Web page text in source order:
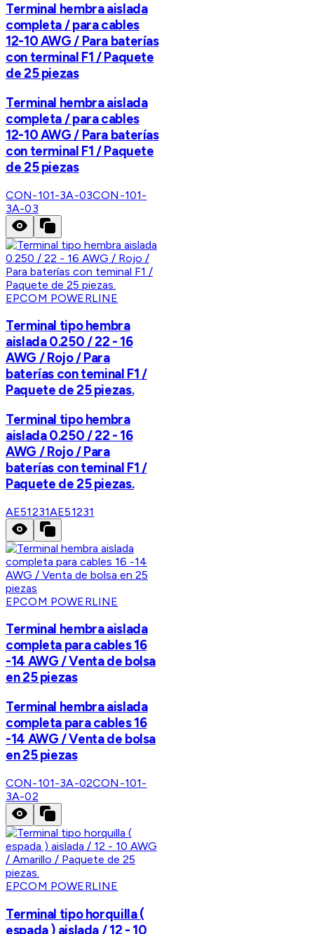
Terminal hembra aislada
completa / para cables
12-10 AWG / Para baterías
con terminal F1 / Paquete
de 25 piezas
Terminal hembra aislada
completa / para cables
12-10 AWG / Para baterías
con terminal F1 / Paquete
de 25 piezas
CON-101-3A-03CON-101-
3A-03
EPCOM POWERLINE
Terminal tipo hembra
aislada 0.250 / 22 - 16
AWG / Rojo / Para
baterías con teminal F1 /
Paquete de 25 piezas.
Terminal tipo hembra
aislada 0.250 / 22 - 16
AWG / Rojo / Para
baterías con teminal F1 /
Paquete de 25 piezas.
AE51231AE51231
EPCOM POWERLINE
Terminal hembra aislada
completa para cables 16
-14 AWG / Venta de bolsa
en 25 piezas
Terminal hembra aislada
completa para cables 16
-14 AWG / Venta de bolsa
en 25 piezas
CON-101-3A-02CON-101-
3A-02
EPCOM POWERLINE
Terminal tipo horquilla (
espada ) aislada / 12 - 10